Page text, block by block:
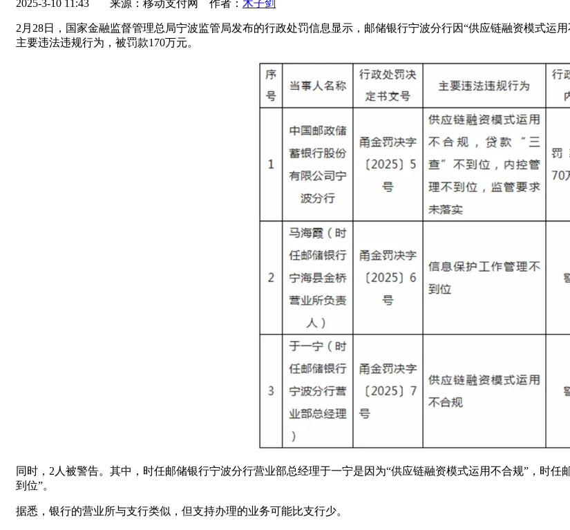
2025-3-10 11:43 来源：移动支付网 作者： 木子剑
2月28日，国家金融监督管理总局宁波监管局发布的行政处罚信息显示，邮储银行宁波分行因“供应链融资模式运
主要违法违规行为，被罚款170万元。
同时，2人被警告。其中，时任邮储银行宁波分行营业部总经理于一宁是因为“供应链融资模式运用不合规”，时
到位”。
据悉，银行的营业所与支行类似，但支持办理的业务可能比支行少。